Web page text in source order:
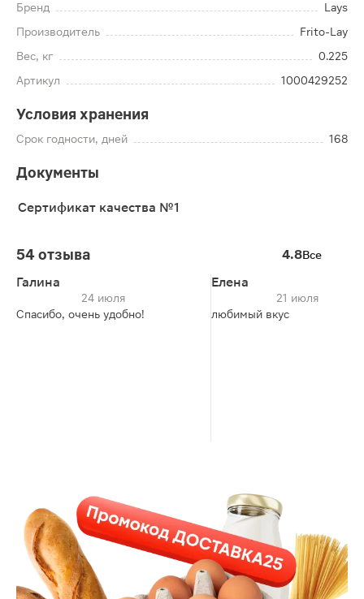
Бренд
Lays
Производитель
Frito-Lay
Вес, кг
0.225
Артикул
1000429252
Условия хранения
Срок годности, дней 168
Документы
Сертификат качества №1
54 отзыва 4.8Все
Галина
24 июля
Спасибо, очень удобно!
Елена
21 июля
любимый вкус